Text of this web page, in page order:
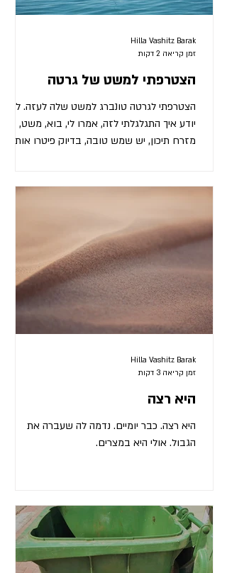
הצטרפתי למשט של גרטה
הצטרפתי לגרטה טונברג למשט שלה לעזה. לא
יודע איך התגלגלתי לזה, אמרו לי, בוא, משט,
מזרח תיכון, יש שמש טובה, בדיוק פיטרו אותי
Hilla Vashitz Barak
זמן קריאה 2 דקות
היא רצה
היא רצה. כבר יומיים. נדמה לה שעברה את
הגבול. אולי היא במצרים.
Hilla Vashitz Barak
זמן קריאה 3 דקות